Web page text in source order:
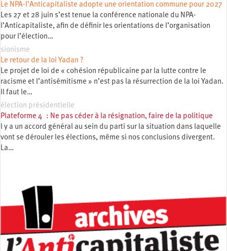
Le NPA-l’Anticapitaliste adopte une orientation commune pour 2027
Les 27 et 28 juin s’est tenue la conférence nationale du NPA-
l’Anticapitaliste, afin de définir les orientations de l’organisation
pour l’élection…
sionisme
Le retour de la loi Yadan ?
Le projet de loi de « cohésion républicaine par la lutte contre le
racisme et l’antisémitisme » n’est pas la résurrection de la loi Yadan.
Il faut le…
élection présidentielle
Plateforme 4 : Ne pas céder à la résignation, faire de la politique
l y a un accord général au sein du parti sur la situation dans laquelle
vont se dérouler les élections, même si nos conclusions divergent.
La…